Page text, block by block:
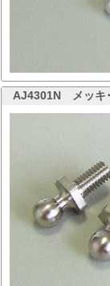
AJ4301N メッ